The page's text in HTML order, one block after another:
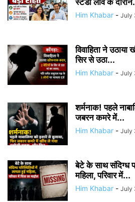
स्टडी लीव के
Him Khabar - July
विवाहिता ने
सिर से उठा...
Him Khabar - July
शर्मनाक! पहले
जबरन कमरे में...
Him Khabar - July
बेटे के साथ संदिग्ध
महिला, परिवार में...
Him Khabar - July